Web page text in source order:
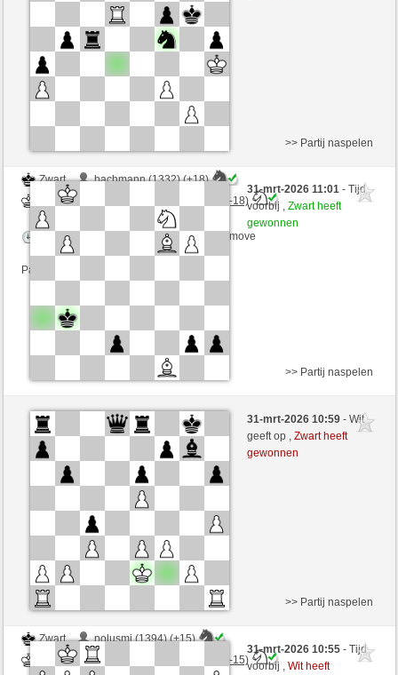
Speelduur: 5 minutes/side + 8 seconds/move
Partij telt mee voor de ranglijst
Zwart
bachmann (1332) (+18)
DontThinkTooMuch (1377) (-18)
Speelduur: 3 minutes/side + 3 seconds/move
Partij telt mee voor de ranglijst
>> Partij naspelen
31-mrt-2026 11:01- Tijd
voorbij ,Zwart heeft
gewonnen
Wit
polusmi (1409) (-18)
Zwart
DontThinkTooMuch (1359) (+18)
Speelduur: 2 minutes/side + 0 seconds/move
Partij telt mee voor de ranglijst
>> Partij naspelen
31-mrt-2026 10:59- Wit
geeft op ,Zwart heeft
gewonnen
Zwart
polusmi (1394) (+15)
DontThinkTooMuch (1374) (-15)
>> Partij naspelen
31-mrt-2026 10:55- Tijd
voorbij ,Wit heeft